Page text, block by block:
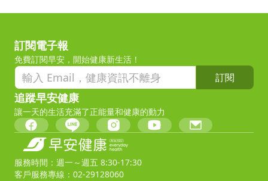
訂閱電子報
免費訂閱早安，開始健康新生活！
訂閱
追蹤早安健康
讓一天的生活充滿了正能量和健康的動力
服務時間：週一～週五 8:30-17:30
客戶服務專線：02-29128060